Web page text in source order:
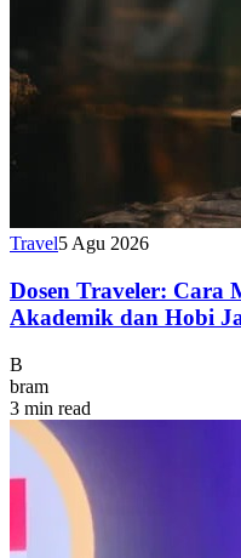
Travel5 Agu 2026
Dosen Traveler: Cara
Akademik dan Hobi
B
bram
3 min read